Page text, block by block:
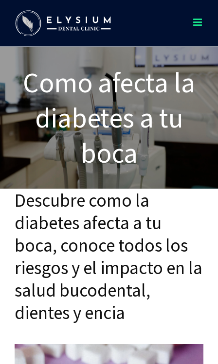
contenido
Como afecta la
diabetes a tu
boca
Descubre como la
diabetes afecta a tu
boca, conoce todos los
riesgos y el impacto en la
salud bucodental,
dientes y encia